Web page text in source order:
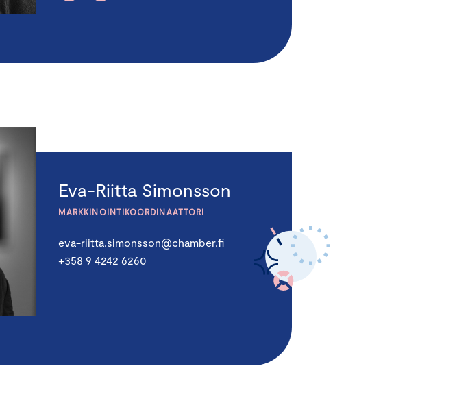
Eva-Riitta Simonsson
MARKKINOINTIKOORDINAATTORI
eva-riitta.simonsson@chamber.fi
+358 9 4242 6260